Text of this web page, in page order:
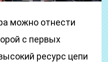
можно отнести
с первых
ресурс цепи